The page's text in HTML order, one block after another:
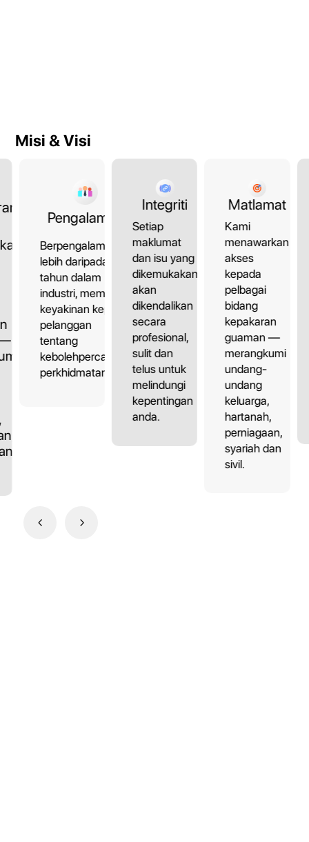
Misi & Visi
—
Pengalaman
Berpengalaman
lebih daripada 10
tahun dalam
industri, memberi
keyakinan kepada
pelanggan
tentang
kebolehpercayaan
perkhidmatan.
Integriti
Setiap
maklumat
dan isu yang
dikemukakan
akan
dikendalikan
secara
profesional,
sulit dan
telus untuk
melindungi
kepentingan
anda.
Matlamat
Kami
menawarkan
akses
kepada
pelbagai
bidang
kepakaran
guaman —
merangkumi
undang-
undang
keluarga,
hartanah,
perniagaan,
syariah dan
sivil.
4 5